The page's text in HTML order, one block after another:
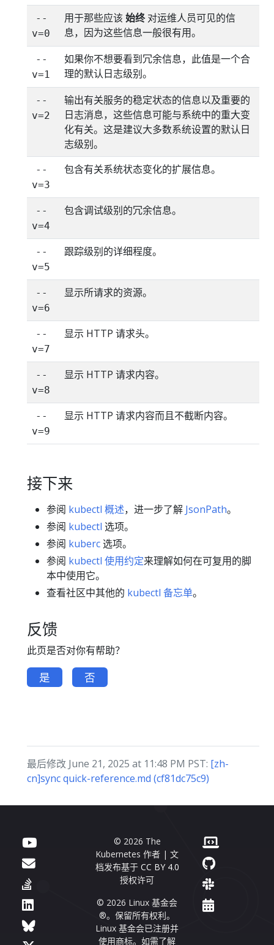
--
v=0
用于那些应该 始终对运维人员可见的信
息，因为这些信息一般很有用。
--
v=1
如果你不想要看到冗余信息，此值是一个合
理的默认日志级别。
--
v=2
输出有关服务的稳定状态的信息以及重要的
日志消息，这些信息可能与系统中的重大变
化有关。这是建议大多数系统设置的默认日
志级别。
--
v=3
包含有关系统状态变化的扩展信息。
--
v=4
包含调试级别的冗余信息。
--
v=5
跟踪级别的详细程度。
--
v=6
显示所请求的资源。
--
v=7
显示 HTTP 请求头。
--
v=8
显示 HTTP 请求内容。
--
v=9
显示 HTTP 请求内容而且不截断内容。
接下来
参阅 kubectl 概述，进一步了解 JsonPath。
参阅 kubectl 选项。
参阅 kuberc选项。
参阅 kubectl 使用约定来理解如何在可复用的脚
本中使用它。
查看社区中其他的 kubectl 备忘单。
反馈
此页是否对你有帮助？
是 否
最后修改 June 21, 2025 at 11:48 PM PST: [zh-
cn]sync quick-reference.md (cf81dc75c9)
© 2026 The
Kubernetes 作者 | 文
档发布基于 CC BY 4.0
授权许可
© 2026 Linux 基金会
®。保留所有权利。
Linux 基金会已注册并
使用商标。如需了解